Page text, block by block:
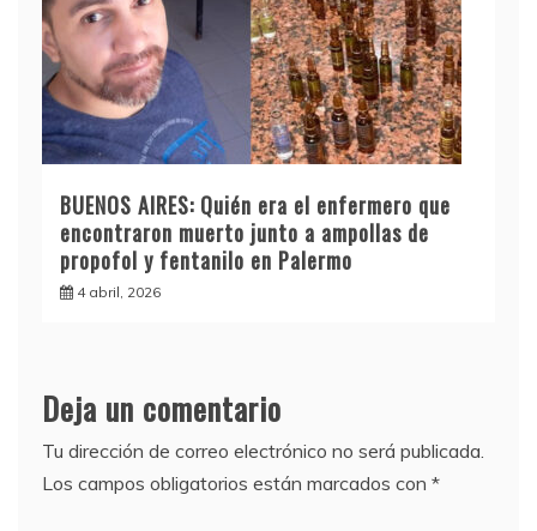
BUENOS AIRES: Quién era el enfermero que
encontraron muerto junto a ampollas de
propofol y fentanilo en Palermo
4 abril, 2026
Deja un comentario
Tu dirección de correo electrónico no será publicada.
Los campos obligatorios están marcados con *